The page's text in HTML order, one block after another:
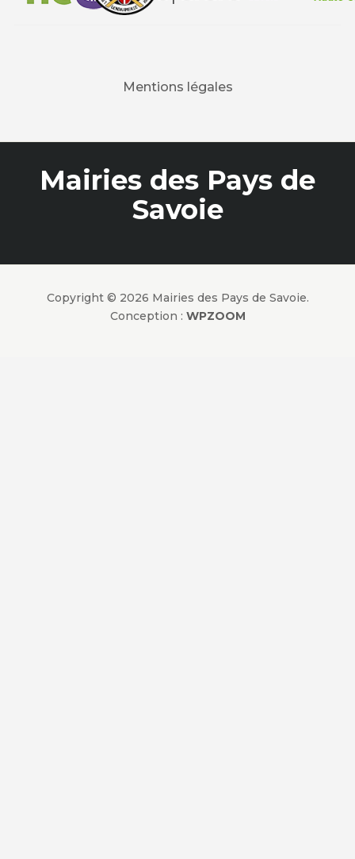
Mentions légales
Mairies des Pays de
Savoie
Copyright © 2026 Mairies des Pays de Savoie.
Conception : WPZOOM